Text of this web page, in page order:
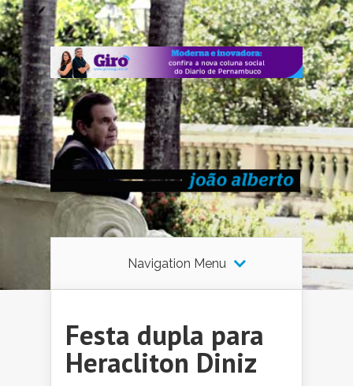
Navigation Menu
Festa dupla para
Heracliton Diniz